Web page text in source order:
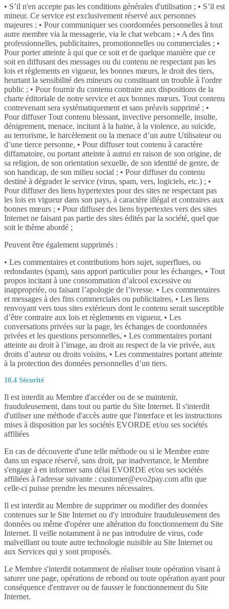
• S’il n'en accepte pas les conditions générales d'utilisation ; • S’il est
mineur. Ce service est exclusivement réservé aux personnes
majeures ; • Pour communiquer ses coordonnées personnelles à tout
autre membre via la messagerie, via le chat webcam ; • A des fins
professionnelles, publicitaires, promotionnelles ou commerciales ; •
Pour porter atteinte à qui que ce soit et de quelque manière que ce
soit en diffusant des messages ou du contenu ne respectant pas les
lois et règlements en vigueur, les bonnes mœurs, le droit des tiers,
heurtant la sensibilité des mineurs ou constituant un trouble à l'ordre
public ; • Pour fournir du contenu contraire aux dispositions de la
charte éditoriale de notre service et aux bonnes mœurs. Tout contenu
contrevenant sera systématiquement et sans préavis supprimé ; •
Pour diffuser Tout contenu blessant, invective personnelle, insulte,
dénigrement, menace, incitant à la haine, à la violence, au suicide,
au terrorisme, le harcèlement ou la menace d’un autre Utilisateur ou
d’une tierce personne, • Pour diffuser tout contenu à caractère
diffamatoire, ou portant atteinte à autrui en raison de son origine, de
sa religion, de son orientation sexuelle, de son identité de genre, de
son handicap, de son milieu social ; • Pour diffuser du contenu
destiné à dégrader le service (virus, spam, vers, logiciels, etc.) ; •
Pour diffuser des liens hypertextes pour des sites ne respectant pas
les lois en vigueur dans son pays, à caractère illégal et contraires aux
bonnes mœurs ; • Pour diffuser des liens hypertextes vers des sites
Internet ne faisant pas partie des sites édités par la société, quel que
soit le thème abordé ;
Peuvent être également supprimés :
• Les commentaires et contributions hors sujet, superflues, ou
redondantes (spam), sans apport particulier pour les échanges, • Tout
propos incitant à une consommation d’alcool excessive ou
inappropriée, ou faisant l’apologie de l’ivresse. • Les commentaires
et messages à des fins commerciales ou publicitaires, • Les liens
renvoyant vers tous sites extérieurs dont le contenu serait susceptible
d’être contraire aux lois et règlements en vigueur, • Les
conversations privées sur la page, les échanges de coordonnées
privées et les questions personnelles, • Les commentaires portant
atteinte au droit à l’image, au droit au respect de la vie privée, aux
droits d’auteur ou droits voisins, • Les commentaires portant atteinte
à la protection des données personnelles d’un tiers.
10.4 Sécurité
Il est interdit au Membre d'accéder ou de se maintenir,
frauduleusement, dans tout ou partie du Site Internet. Il s'interdit
d'utiliser une méthode d'accès autre que l'interface et les instructions
mises à disposition par les sociétés EVORDE et/ou ses sociétés
affiliées
En cas de découverte d'une telle méthode ou si le Membre entre
dans un espace réservé, sans droit, par inadvertance, le Membre
s'engage à en informer sans délai EVORDE et/ou ses sociétés
affiliées à l'adresse suivante : customer@evo2pay.com afin que
celle-ci puisse prendre les mesures nécessaires.
Il est interdit au Membre de supprimer ou modifier des données
contenues sur le Site Internet ou d'y introduire frauduleusement des
données ou même d'opérer une altération du fonctionnement du Site
Internet. Il veille notamment à ne pas introduire de virus, code
malveillant ou toute autre technologie nuisible au Site Internet ou
aux Services qui y sont proposés.
Le Membre s'interdit notamment de réaliser toute opération visant à
saturer une page, opérations de rebond ou toute opération ayant pour
conséquence d'entraver ou de fausser le fonctionnement du Site
Internet.